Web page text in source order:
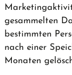
gesammelten
bestimmten
nach einer
Monaten